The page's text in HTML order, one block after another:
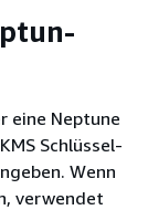
eine Neptune
Schlüssel-
Wenn
verwendet